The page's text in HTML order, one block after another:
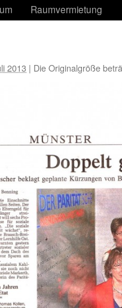
Raumvermietung
2013 | Die Originalgröße